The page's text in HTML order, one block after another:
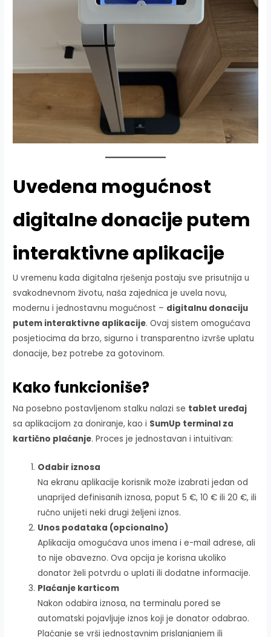
Uvedena mogućnost
digitalne donacije putem
interaktivne aplikacije
U vremenu kada digitalna rješenja postaju sve prisutnija u
svakodnevnom životu, naša zajednica je uvela novu,
modernu i jednostavnu mogućnost – digitalnu donaciju
putem interaktivne aplikacije. Ovaj sistem omogućava
posjetiocima da brzo, sigurno i transparentno izvrše uplatu
donacije, bez potrebe za gotovinom.
Kako funkcioniše?
Na posebno postavljenom stalku nalazi se tablet uređaj
sa aplikacijom za doniranje, kao i SumUp terminal za
kartično plaćanje. Proces je jednostavan i intuitivan:
Odabir iznosa
Na ekranu aplikacije korisnik može izabrati jedan od
unaprijed definisanih iznosa, poput 5 €, 10 € ili 20 €, ili
ručno unijeti neki drugi željeni iznos.
Unos podataka (opcionalno)
Aplikacija omogućava unos imena i e-mail adrese, ali
to nije obavezno. Ova opcija je korisna ukoliko
donator želi potvrdu o uplati ili dodatne informacije.
Plaćanje karticom
Nakon odabira iznosa, na terminalu pored se
automatski pojavljuje iznos koji je donator odabrao.
Plaćanje se vrši jednostavnim prislanjanjem ili